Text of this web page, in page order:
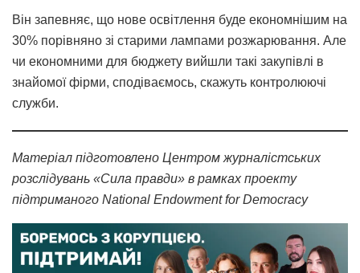
Він запевняє, що нове освітлення буде економнішим на
30% порівняно зі старими лампами розжарювання. Але
чи економними для бюджету вийшли такі закупівлі в
знайомої фірми, сподіваємось, скажуть контролюючі
служби.
Матеріал підготовлено Центром журналістських
розслідувань «Сила правди» в рамках проекту
підтриманого National Endowment for Democracy